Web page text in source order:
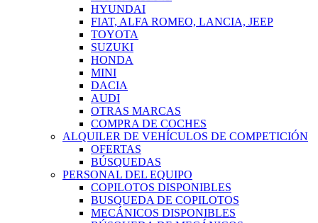
HYUNDAI
FIAT, ALFA ROMEO, LANCIA, JEEP
TOYOTA
SUZUKI
HONDA
MINI
DACIA
AUDI
OTRAS MARCAS
COMPRA DE COCHES
ALQUILER DE VEHÍCULOS DE COMPETICIÓN
OFERTAS
BÚSQUEDAS
PERSONAL DEL EQUIPO
COPILOTOS DISPONIBLES
BUSQUEDA DE COPILOTOS
MECÁNICOS DISPONIBLES